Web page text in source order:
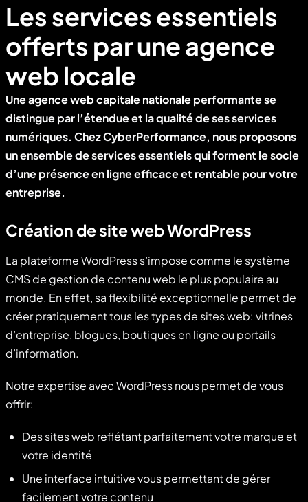
Les services essentiels
offerts par une agence
web locale
Uneagence web capitale nationaleperformante se
distingue par l’étendue et la qualité de ses services
numériques. Chez CyberPerformance, nous proposons
un ensemble de services essentiels qui forment le socle
d’une présence en ligne efficace et rentable pour votre
entreprise.
Création de site web WordPress
La plateforme WordPress s’impose comme le système
CMS de gestion de contenu web le plus populaire au
monde. En effet, sa flexibilité exceptionnelle permet de
créer pratiquement tous les types de sites web: vitrines
d’entreprise, blogues, boutiques en ligne ou portails
d’information.
Notre expertise avec WordPress nous permet de vous
offrir:
Des sites web reflétant parfaitement votre marque et
votre identité
Une interface intuitive vous permettant de gérer
facilement votre contenu